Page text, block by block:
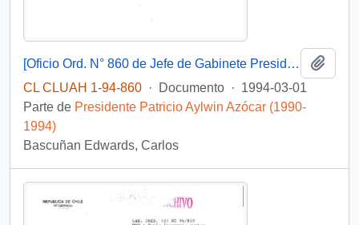
[Oficio Ord. N° 860 de Jefe de Gabinete Presidencial, remite copia de carta que se indica]
CL CLUAH 1-94-860 · Documento · 1994-03-01
Parte de Presidente Patricio Aylwin Azócar (1990-
1994)
Bascuñan Edwards, Carlos